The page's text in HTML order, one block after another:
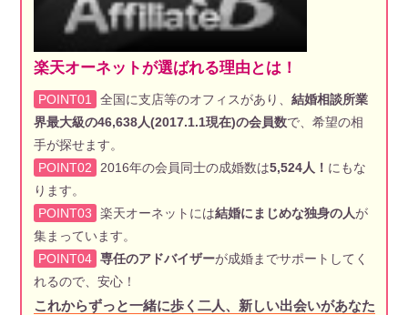
楽天オーネットが選ばれる理由とは！
POINT01 全国に支店等のオフィスがあり、 結婚相談所業
界最大級の46,638人(2017.1.1現在)の会員数で、希望の相
手が探せます。
POINT02
2016年の会員同士の成婚数は5,524人！ にもな
ります。
POINT03
楽天オーネットには結婚にまじめな独身の人が
集まっています。
POINT04 専任のアドバイザーが成婚までサポートしてく
れるので、安心！
これからずっと一緒に歩く二人、新しい出会いがあなた